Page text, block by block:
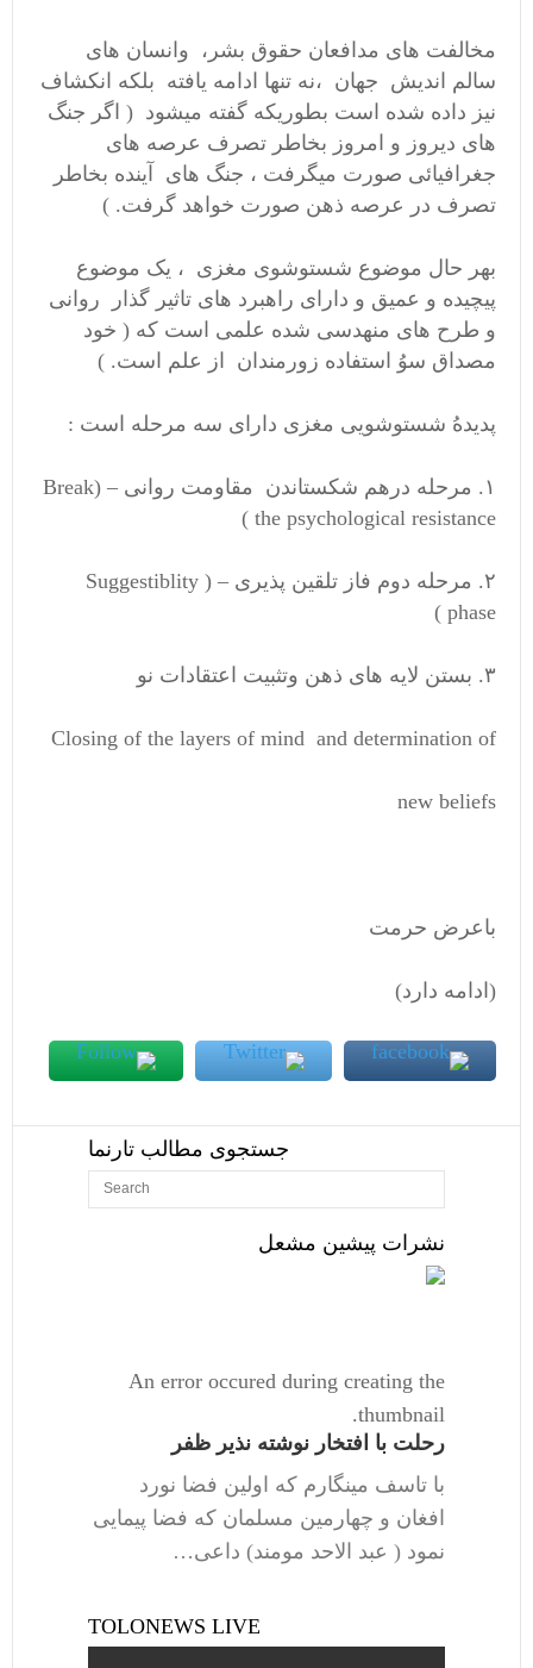
مخالفت های مدافعان حقوق بشر، وانسان های
سالم اندیش جهان ،نه تنها ادامه یافته بلکه انکشاف
نیز داده شده است بطوریکه گفته میشود ( اگر جنگ
های دیروز و امروز بخاطر تصرف عرصه های
جغرافیائی صورت میگرفت ، جنگ های آینده بخاطر
تصرف در عرصه ذهن صورت خواهد گرفت. )
بهر حال موضوع شستوشوی مغزی ، یک موضوع
پیچیده و عمیق و دارای راهبرد های تاثیر گذار روانی
و طرح های منهدسی شده علمی است که ( خود
مصداق سوُ استفاده زورمندان از علم است. )
پدیدهُ شستوشویی مغزی دارای سه مرحله است :
۱. مرحله درهم شکستاندن مقاومت روانی – (Break
the psychological resistance )
۲. مرحله دوم فاز تلقین پذیری – ( Suggestiblity
phase )
۳. بستن لایه های ذهن وتثبیت اعتقادات نو
Closing of the layers of mind and determination of
new beliefs
باعرض حرمت
(ادامه دارد)
جستجوی مطالب تارنما
نشرات پیشین مشعل
An error occured during creating the
thumbnail.
رحلت با افتخار نوشته نذیر ظفر
با تاسف مینگارم که اولین فضا نورد
افغان و چهارمین مسلمان که فضا پیمایی
نمود ( عبد الاحد مومند) داعی…
TOLONEWS LIVE